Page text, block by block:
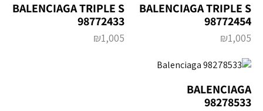
BALENCIAGA TRIPLE S
98772454
₪1,005
BALENCIAGA TRIPLE S
98772433
₪1,005
BALENCIAGA
98278533